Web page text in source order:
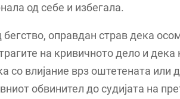
од себе и избегала.
оправдан страв дека
на кривичното дело и дека
со влијание врз оштетената или
обвинител до судијата на